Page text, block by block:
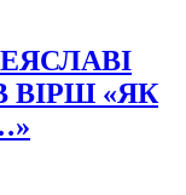
«ЯК